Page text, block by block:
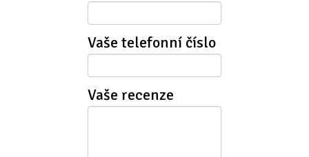
Vaše telefonní číslo
Vaše recenze